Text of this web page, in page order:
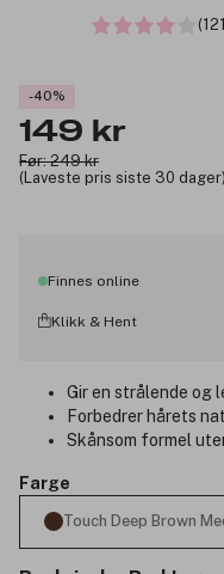
-40%
149 kr
Før: 249 kr
(Laveste pris siste 30 dager)
Finnes online
Klikk & Hent
Gir en strålende og
Forbedrer hårets
Skånsom formel
Farge
Touch Deep Brown